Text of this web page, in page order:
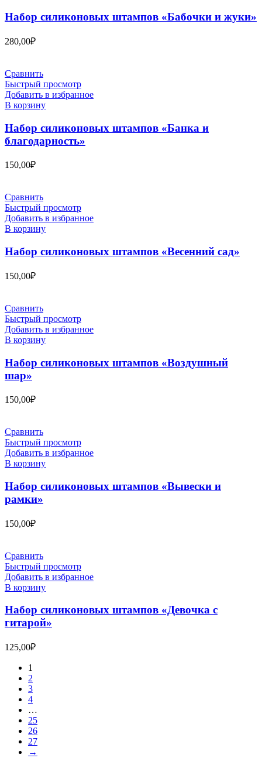
Набор силиконовых штампов «Бабочки и жуки»
280,00₽
Сравнить
Быстрый просмотр
Добавить в избранное
В корзину
Набор силиконовых штампов «Банка и
благодарность»
150,00₽
Сравнить
Быстрый просмотр
Добавить в избранное
В корзину
Набор силиконовых штампов «Весенний сад»
150,00₽
Сравнить
Быстрый просмотр
Добавить в избранное
В корзину
Набор силиконовых штампов «Воздушный
шар»
150,00₽
Сравнить
Быстрый просмотр
Добавить в избранное
В корзину
Набор силиконовых штампов «Вывески и
рамки»
150,00₽
Сравнить
Быстрый просмотр
Добавить в избранное
В корзину
Набор силиконовых штампов «Девочка с
гитарой»
125,00₽
1
2
3
4
…
25
26
27
→